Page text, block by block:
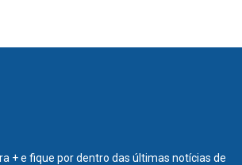
+ e fique por dentro das últimas notícias de